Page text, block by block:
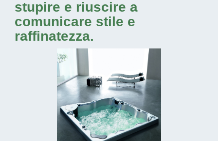
stupire e riuscire a
comunicare stile e
raffinatezza.